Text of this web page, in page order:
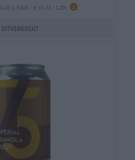
0,33 L KAN - € 16,33 / LTR
Uitverkocht